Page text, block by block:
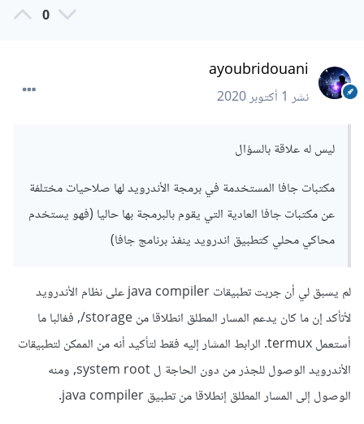
0
ayoubridouani
نشر1 أكتوبر 2020
ليس له علاقة بالسؤال
مكتبات جافا المستخدمة في برمجة الأندرويد لها صلاحيات مختلفة
عن مكتبات جافا العادية التي يقوم بالبرمجة بها حاليا (فهو يستخدم
محاكي محلي كتطبيق اندرويد ينفذ برنامج جافا)
لم يسبق لي أن جربت تطبيقات java compiler على نظام الأندرويد
لأتأكد إن ما كان يدعم المسار المطلق انطلاقا من storage/, فغالبا ما
أستعمل termux. الرابط المشار إليه فقط لتأكيد أنه من الممكن لتطبيقات
الأندرويد الوصول للجذر من دون الحاجة ل system root, ومنه
الوصول إلى المسار المطلق إنطلاقا من تطبيق java compiler.